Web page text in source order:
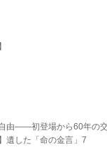
由――初登場から60年の
遺した「命の金言」7